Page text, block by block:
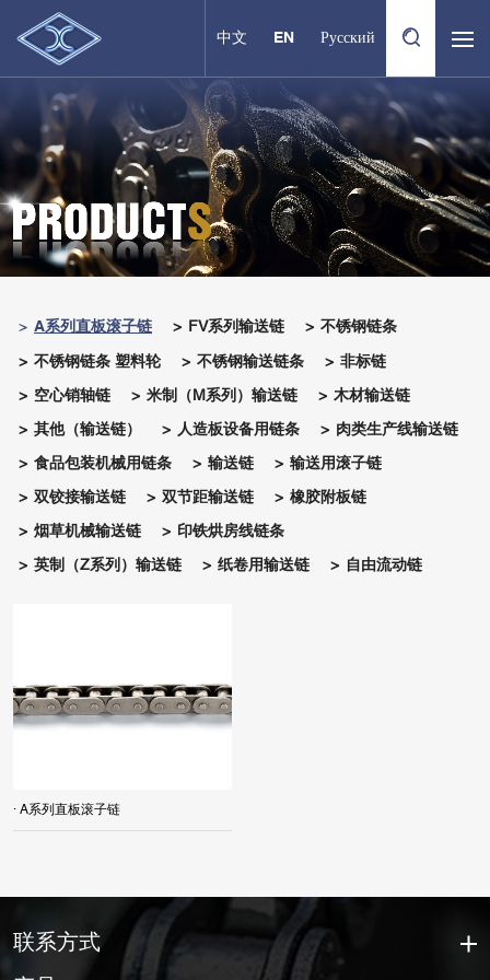
中文 EN Русский
A系列直板滚子链 FV系列输送链
不锈钢链条
不锈钢链条 塑料轮
不锈钢输送链条
非标链
空心销轴链
米制（M系列）输送链
木材输送链
其他（输送链）
人造板设备用链条
肉类生产线输送链
食品包装机械用链条
输送链
输送用滚子链
双铰接输送链
双节距输送链
橡胶附板链
烟草机械输送链
印铁烘房线链条
英制（Z系列）输送链
纸卷用输送链 自由流动链
· A系列直板滚子链
联系方式